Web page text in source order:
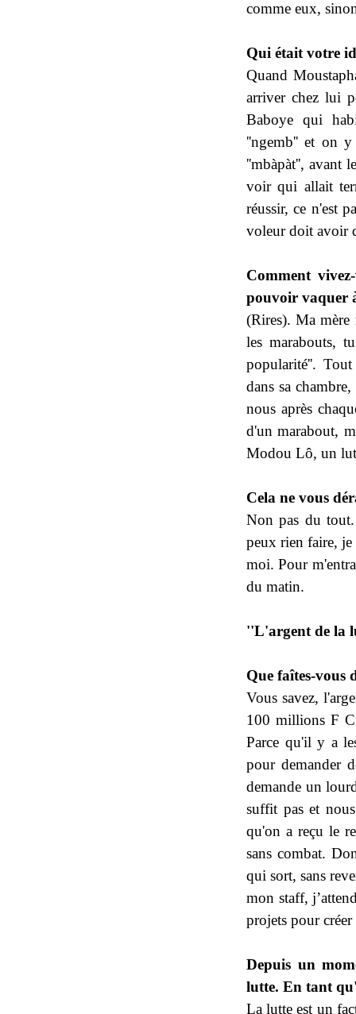
comme eux,
Qui était votre
Quand
arriver chez lui
Baboye qui
''ngemb'' et on
''mbàpàt'', avant
voir qui allait
réussir, ce n'est
voleur doit avoir
Comment
pouvoir vaquer
(Rires). Ma
les marabouts,
popularité''. Tout
dans sa
nous après
d'un marabout,
Modou Lô, un
Cela ne vous
Non pas du tout.
peux rien faire,
moi. Pour
du matin.
''L'argent de la
Que faîtes-vous
Vous savez,
100 millions F
Parce qu'il y a
pour demander
demande un
suffit pas et
qu'on a reçu le
sans combat.
qui sort, sans
mon staff,
projets pour
Depuis un
lutte. En tant
La lutte est un